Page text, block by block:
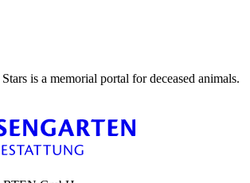
is a memorial portal for deceased animals.